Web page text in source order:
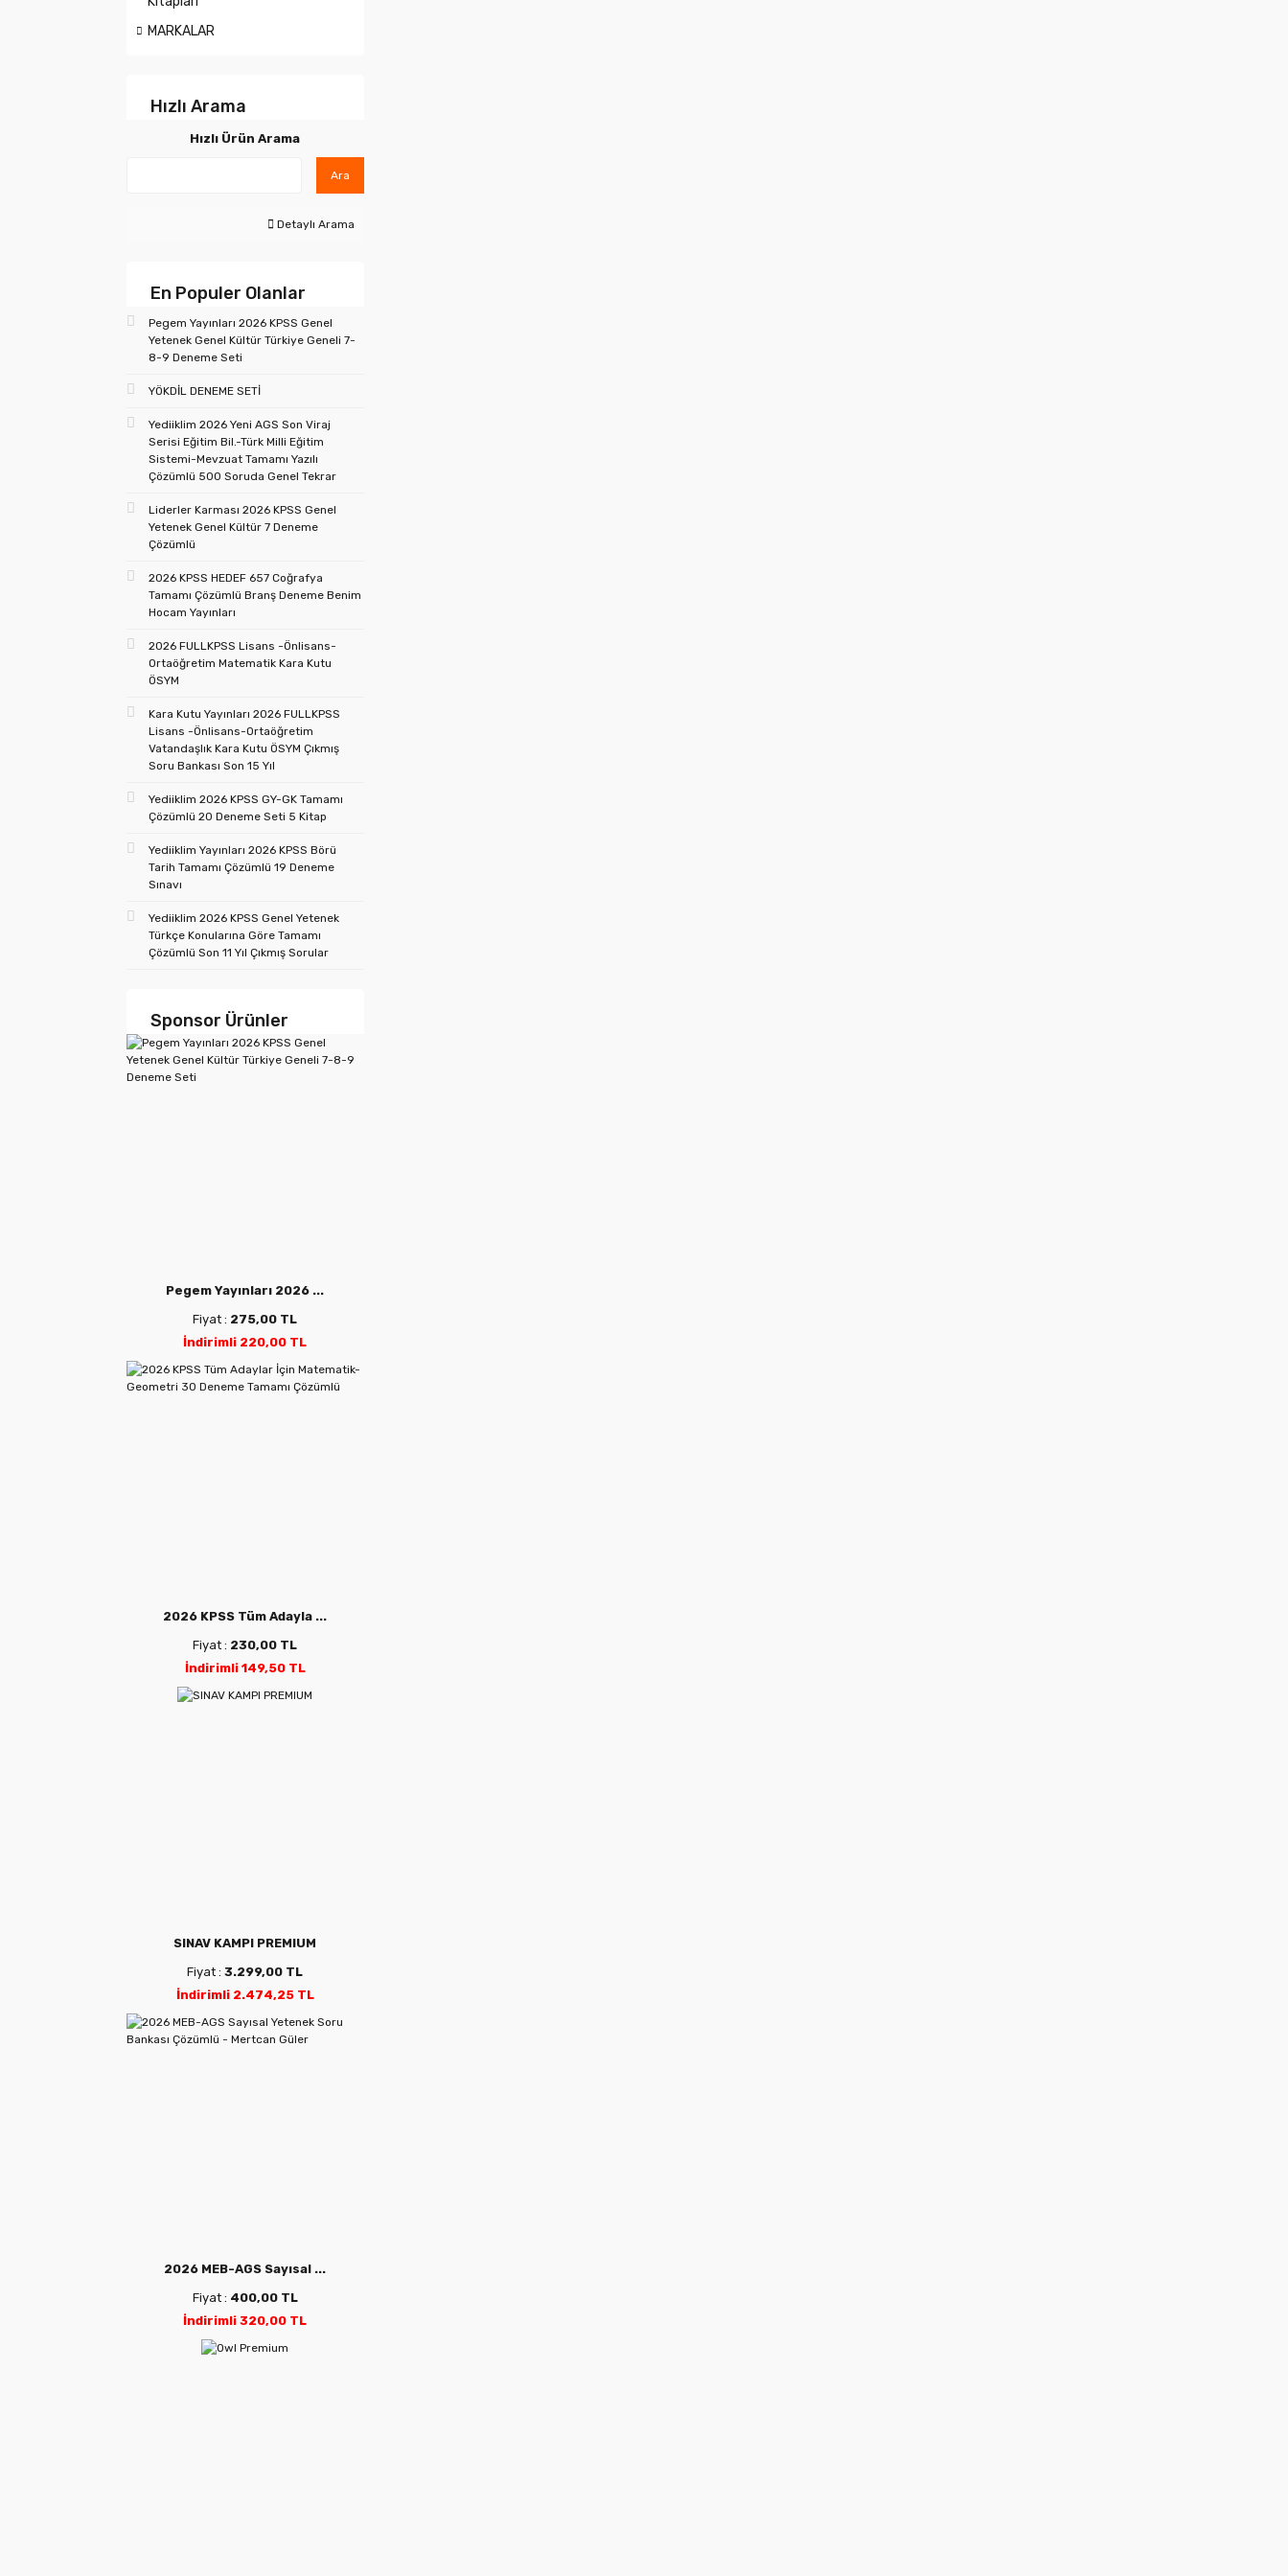
MARKALAR
Hızlı Arama
Hızlı Ürün Arama
Ara
Detaylı Arama
En Populer Olanlar
Pegem Yayınları 2026 KPSS Genel
Yetenek Genel Kültür Türkiye Geneli 7-
8-9 Deneme Seti
YÖKDİL DENEME SETİ
Yediiklim 2026 Yeni AGS Son Viraj
Serisi Eğitim Bil.-Türk Milli Eğitim
Sistemi-Mevzuat Tamamı Yazılı
Çözümlü 500 Soruda Genel Tekrar
Liderler Karması 2026 KPSS Genel
Yetenek Genel Kültür 7 Deneme
Çözümlü
2026 KPSS HEDEF 657 Coğrafya
Tamamı Çözümlü Branş Deneme Benim
Hocam Yayınları
2026 FULLKPSS Lisans -Önlisans-
Ortaöğretim Matematik Kara Kutu
ÖSYM
Kara Kutu Yayınları 2026 FULLKPSS
Lisans -Önlisans-Ortaöğretim
Vatandaşlık Kara Kutu ÖSYM Çıkmış
Soru Bankası Son 15 Yıl
Yediiklim 2026 KPSS GY-GK Tamamı
Çözümlü 20 Deneme Seti 5 Kitap
Yediiklim Yayınları 2026 KPSS Börü
Tarih Tamamı Çözümlü 19 Deneme
Sınavı
Yediiklim 2026 KPSS Genel Yetenek
Türkçe Konularına Göre Tamamı
Çözümlü Son 11 Yıl Çıkmış Sorular
Sponsor Ürünler
Pegem Yayınları 2026 ...
Fiyat : 275,00 TL
İndirimli 220,00 TL
2026 KPSS Tüm Adayla ...
Fiyat : 230,00 TL
İndirimli 149,50 TL
SINAV KAMPI PREMIUM
Fiyat :3.299,00 TL
İndirimli 2.474,25 TL
2026 MEB-AGS Sayısal ...
Fiyat : 400,00 TL
İndirimli 320,00 TL